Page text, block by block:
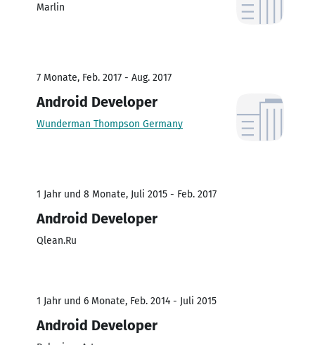
Marlin
7 Monate, Feb. 2017 - Aug. 2017
Android Developer
Wunderman Thompson Germany
1 Jahr und 8 Monate, Juli 2015 - Feb. 2017
Android Developer
Qlean.Ru
1 Jahr und 6 Monate, Feb. 2014 - Juli 2015
Android Developer